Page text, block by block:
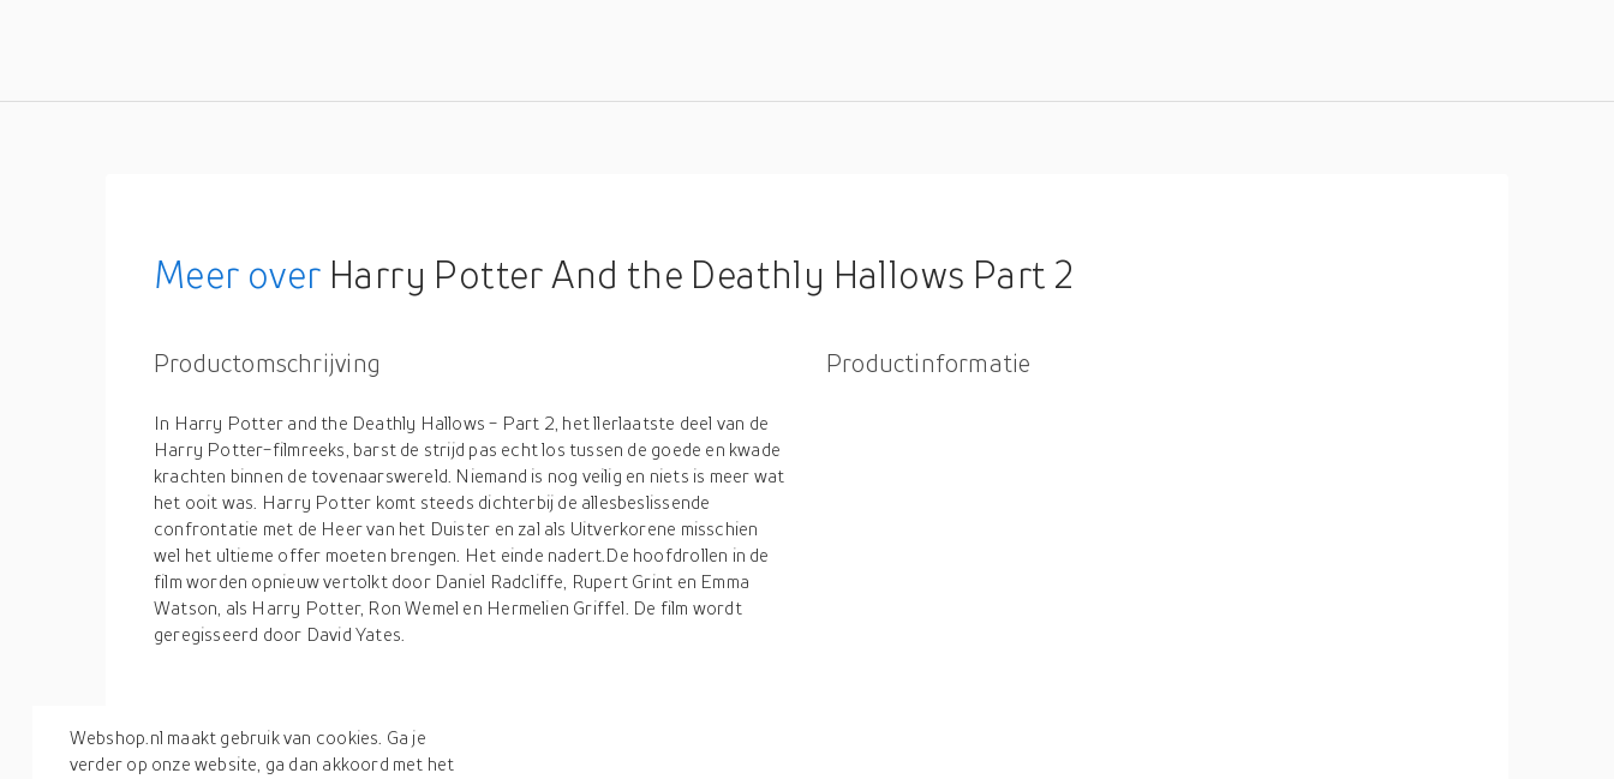
Meer over Harry Potter And the Deathly Hallows Part 2
Productomschrijving
In Harry Potter and the Deathly Hallows - Part 2, het llerlaatste deel van de
Harry Potter-filmreeks, barst de strijd pas echt los tussen de goede en kwade
krachten binnen de tovenaarswereld. Niemand is nog veilig en niets is meer wat
het ooit was. Harry Potter komt steeds dichterbij de allesbeslissende
confrontatie met de Heer van het Duister en zal als Uitverkorene misschien
wel het ultieme offer moeten brengen. Het einde nadert.De hoofdrollen in de
film worden opnieuw vertolkt door Daniel Radcliffe, Rupert Grint en Emma
Watson, als Harry Potter, Ron Wemel en Hermelien Griffel. De film wordt
geregisseerd door David Yates.
Productinformatie
Productspecificaties
Webshop.nl maakt gebruik van cookies. Ga je
verder op onze website, ga dan akkoord met het